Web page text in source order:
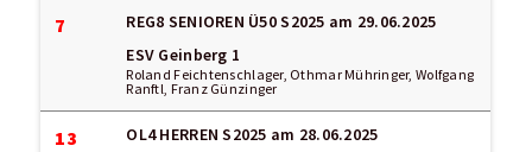
7 REG8 SENIOREN Ü50 S2025 am 29.06.2025
ESV Geinberg 1
Roland Feichtenschlager, Othmar Mühringer, Wolfgang
Ranftl, Franz Günzinger
13 OL4 HERREN S2025 am 28.06.2025